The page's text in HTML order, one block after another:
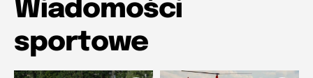
Wiadomości
sportowe